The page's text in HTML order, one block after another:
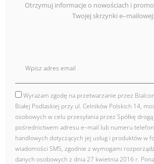
Otrzymuj informacje o nowościach i
Twojej skrzynki e–mailowej:
zgodaWyrażam zgodę na przetwarzanie przez
Białej Podlaskiej przy ul. Celników Polskich 14,
osobowych w celu przesyłania przez Spółkę
pośrednictwem adresu e–mail lub numeru
handlowych dotyczących jej usług i produktów w
wiadomości SMS, zgodnie z wymogami
danych osobowych z dnia 27 kwietnia 2016 r.